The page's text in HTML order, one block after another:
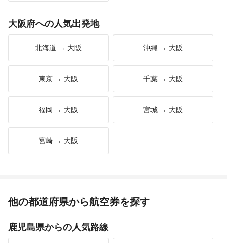
大阪府への人気出発地
北海道 → 大阪 沖縄 → 大阪
東京 → 大阪 千葉 → 大阪
福岡 → 大阪 宮城 → 大阪
宮崎 → 大阪
他の都道府県から航空券を探す
鹿児島県からの人気路線